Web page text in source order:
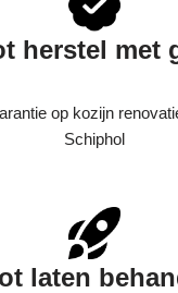
herstel met
op kozijn
Schiphol
laten